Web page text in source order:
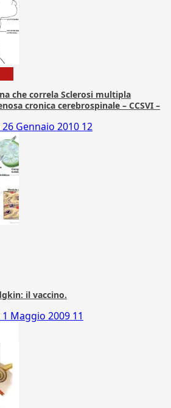
che correla Sclerosi multipla
cronica cerebrospinale – CCSVI –
26 Gennaio 2010 12
il vaccino.
1 Maggio 2009 11